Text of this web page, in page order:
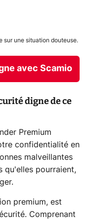
sur une situation douteuse.
avec Scamio
digne de ce
Premium
confidentialité en
malveillantes
qu'elles pourraient,
premium, est
Comprenant